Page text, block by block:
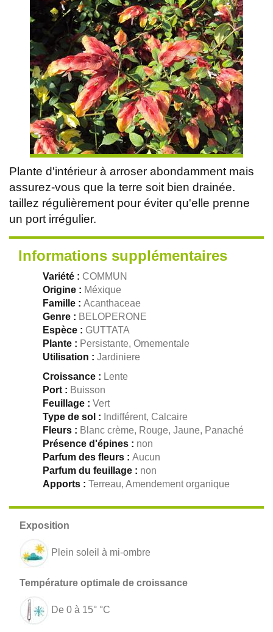
Plante d'intérieur à arroser abondamment mais
assurez-vous que la terre soit bien drainée.
taillez régulièrement pour éviter qu'elle prenne
un port irrégulier.
Informations supplémentaires
Variété : COMMUN
Origine : Méxique
Famille : Acanthaceae
Genre : BELOPERONE
Espèce : GUTTATA
Plante : Persistante, Ornementale
Utilisation : Jardiniere
Croissance : Lente
Port : Buisson
Feuillage : Vert
Type de sol : Indifférent, Calcaire
Fleurs : Blanc crème, Rouge, Jaune, Panaché
Présence d'épines : non
Parfum des fleurs : Aucun
Parfum du feuillage : non
Apports : Terreau, Amendement organique
Plein soleil à mi-ombre
De 0 à 15° °C